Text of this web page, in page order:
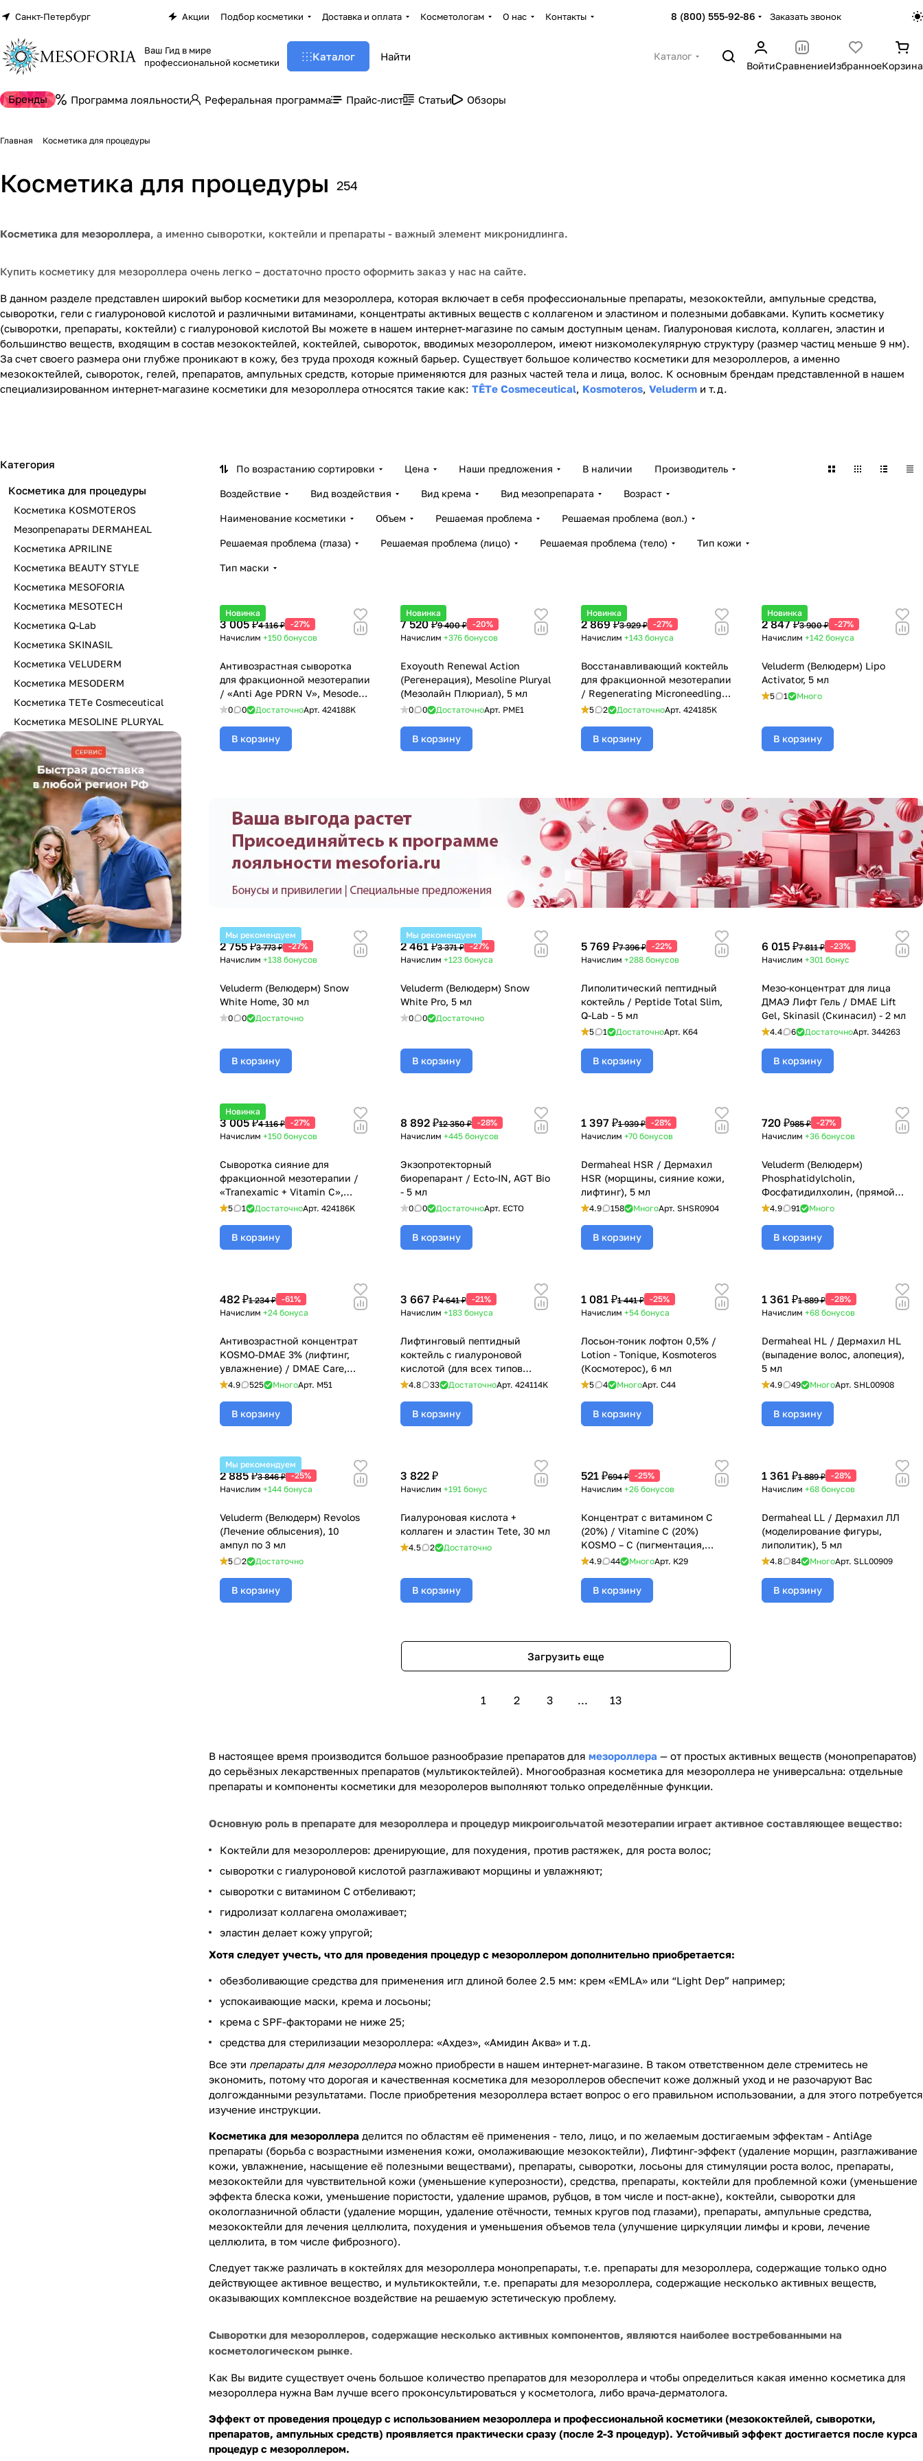
Санкт-Петербург Акции Подбор косметики Доставка и оплата Косметологам О нас Контакты 8 (800) 555-92-86 Заказать звонок
Ваш Гид в мире
профессиональной косметики
Каталог
Каталог
ВойтиСравнениеИзбранноеКорзина
Бренды Программа лояльности Реферальная программа Прайс-лист Статьи Обзоры
Главная Косметика для процедуры
Косметика для процедуры 254
Косметика для мезороллера, а именно сыворотки, коктейли и препараты - важный элемент микронидлинга.
Купить косметику для мезороллера очень легко – достаточно просто оформить заказ у нас на сайте.
В данном разделе представлен широкий выбор косметики для мезороллера, которая включает в себя профессиональные препараты, мезококтейли, ампульные средства,
сыворотки, гели с гиалуроновой кислотой и различными витаминами, концентраты активных веществ с коллагеном и эластином и полезными добавками. Купить косметику
(сыворотки, препараты, коктейли) с гиалуроновой кислотой Вы можете в нашем интернет-магазине по самым доступным ценам. Гиалуроновая кислота, коллаген, эластин и
большинство веществ, входящим в состав мезококтейлей, коктейлей, сывороток, вводимых мезороллером, имеют низкомолекулярную структуру (размер частиц меньше 9 нм).
За счет своего размера они глубже проникают в кожу, без труда проходя кожный барьер. Существует большое количество косметики для мезороллеров, а именно
мезококтейлей, сывороток, гелей, препаратов, ампульных средств, которые применяются для разных частей тела и лица, волос. К основным брендам представленной в нашем
специализированном интернет-магазине косметики для мезороллера относятся такие как: TÊTе Cosmeceutical, Kosmoteros, Veluderm и т.д.
Косметика KOSMOTEROS
47 товаров
Мезопрепараты
DERMAHEAL
10 товаров
Косметика APRILINE
3 товара
Косметика BEAUTY
STYLE
8 товаров
Косметика MESOFORIA
Косметика MESOTECH Косметика Q-Lab Косметика SKINASIL Косметика VELUDERM
Косметика TETе
Cosmeceutical
Косметика MESOLINE
PLURYAL
По возрастанию сортировки Цена Наши предложения В наличии Производитель
Воздействие Вид воздействия Вид крема Вид мезопрепарата Возраст
Наименование косметики Объем Решаемая проблема Решаемая проблема (вол.)
Решаемая проблема (глаза) Решаемая проблема (лицо) Решаемая проблема (тело) Тип кожи
Тип маски
Новинка
3 005 ₽4 116 ₽ -27%
Начислим +150 бонусов
Антивозрастная сыворотка
для фракционной мезотерапии
/ «Anti Age PDRN V», Mesoderm
(Мезодерм), 5 мл х 10 шт
0 0 ДостаточноАрт. 424188K
В корзину
Новинка
7 520 ₽9 400 ₽ -20%
Начислим +376 бонусов
Exoyouth Renewal Action
(Регенерация), Mesoline Pluryal
(Мезолайн Плюриал), 5 мл
0 0 ДостаточноАрт. PME1
В корзину
Новинка
2 869 ₽3 929 ₽ -27%
Начислим +143 бонуса
Восстанавливающий коктейль
для фракционной мезотерапии
/ Regenerating Microneedling
Cocktail «Exosomes»,
10 шт
5 2 ДостаточноАрт. 424185K
В корзину
Новинка
2 847 ₽3 900 ₽ -27%
Начислим +142 бонуса
Veluderm (Велюдерм) Lipo
Activator, 5 мл
5 1 Много
В корзину
Мы рекомендуем
2 755 ₽3 773 ₽ -27%
Начислим +138 бонусов
Veluderm (Велюдерм) Snow
White Home, 30 мл
0 0 Достаточно
В корзину
Мы рекомендуем
2 461 ₽3 371 ₽ -27%
Начислим +123 бонуса
Veluderm (Велюдерм) Snow
White Pro, 5 мл
0 0 Достаточно
В корзину
5 769 ₽7 396 ₽ -22%
Начислим +288 бонусов
Липолитический пептидный
коктейль / Peptide Total Slim,
Q-Lab - 5 мл
5 1 ДостаточноАрт. K64
В корзину
6 015 ₽7 811 ₽ -23%
Начислим +301 бонус
Мезо-концентрат для лица
ДМАЭ Лифт Гель / DMAE Lift
Gel, Skinasil (Скинасил) - 2 мл
4.4 6 ДостаточноАрт. 344263
В корзину
Новинка
3 005 ₽4 116 ₽ -27%
Начислим +150 бонусов
Сыворотка сияние для
фракционной мезотерапии /
«Tranexamic + Vitamin C»,
Mesoderm (Мезодерм), 5 мл х
5 1 ДостаточноАрт. 424186K
В корзину
8 892 ₽12 350 ₽ -28%
Начислим +445 бонусов
Экзопротекторный
биорепарант / Ecto-IN, AGT Bio
- 5 мл
0 0 ДостаточноАрт. ECTO
В корзину
1 397 ₽1 939 ₽ -28%
Начислим +70 бонусов
Dermaheal HSR / Дермахил
HSR (морщины, сияние кожи,
лифтинг), 5 мл
4.9 158 МногоАрт. SHSR0904
В корзину
720 ₽985 ₽ -27%
Начислим +36 бонусов
Veluderm (Велюдерм)
Phosphatidylcholin,
Фосфатидилхолин, (прямой
липолитик, удаление
отложений), 5 мл
4.9 91 Много
В корзину
482 ₽1 234 ₽ -61%
Начислим +24 бонуса
Антивозрастной концентрат
KOSMO-DMAE 3% (лифтинг,
увлажнение) / DMAE Care,
Kosmoteros (Космотерос), 6 мл
4.9 525 МногоАрт. M51
В корзину
3 667 ₽4 641 ₽ -21%
Начислим +183 бонуса
Лифтинговый пептидный
коктейль с гиалуроновой
кислотой (для всех типов
кожи) для дермароллера,
амп*5 мл
4.8 33 ДостаточноАрт. 424114K
В корзину
1 081 ₽1 441 ₽ -25%
Начислим +54 бонуса
Лосьон-тоник лофтон 0,5% /
Lotion - Tonique, Kosmoteros
(Космотерос), 6 мл
5 4 МногоАрт. C44
В корзину
1 361 ₽1 889 ₽ -28%
Начислим +68 бонусов
Dermaheal HL / Дермахил HL
(выпадение волос, алопеция),
5 мл
4.9 49 МногоАрт. SHL00908
В корзину
Мы рекомендуем
2 885 ₽3 846 ₽ -25%
Начислим +144 бонуса
Veluderm (Велюдерм) Revolos
(Лечение облысения), 10
ампул по 3 мл
5 2 Достаточно
В корзину
3 822 ₽
Начислим +191 бонус
Гиалуроновая кислота +
коллаген и эластин Tete, 30 мл
4.5 2 Достаточно
В корзину
521 ₽694 ₽ -25%
Начислим +26 бонусов
Концентрат с витамином С
(20%) / Vitamine C (20%)
KOSMO – C (пигментация,
купероз, лифтинг) для
(Космотерос), 6 мл
4.9 44 МногоАрт. K29
В корзину
1 361 ₽1 889 ₽ -28%
Начислим +68 бонусов
Dermaheal LL / Дермахил ЛЛ
(моделирование фигуры,
липолитик), 5 мл
4.8 84 МногоАрт. SLL00909
В корзину
Загрузить еще
1 2 3 ... 13
В настоящее время производится большое разнообразие препаратов для мезороллера — от простых активных веществ (монопрепаратов)
до серьёзных лекарственных препаратов (мультикоктейлей). Многообразная косметика для мезороллера не универсальна: отдельные
препараты и компоненты косметики для мезоролеров выполняют только определённые функции.
Основную роль в препарате для мезороллера и процедур микроигольчатой мезотерапии играет активное составляющее вещество:
Коктейли для мезороллеров: дренирующие, для похудения, против растяжек, для роста волос;
сыворотки с гиалуроновой кислотой разглаживают морщины и увлажняют;
сыворотки с витамином C отбеливают;
гидролизат коллагена омолаживает;
эластин делает кожу упругой;
Хотя следует учесть, что для проведения процедур с мезороллером дополнительно приобретается:
обезболивающие средства для применения игл длиной более 2.5 мм: крем «EMLA» или “Light Dep” например;
успокаивающие маски, крема и лосьоны;
крема с SPF-факторами не ниже 25;
средства для стерилизации мезороллера: «Ахдез», «Амидин Аква» и т.д.
Все эти препараты для мезороллераможно приобрести в нашем интернет-магазине. В таком ответственном деле стремитесь не
экономить, потому что дорогая и качественная косметика для мезороллеров обеспечит коже должный уход и не разочаруют Вас
долгожданными результатами. После приобретения мезороллера встает вопрос о его правильном использовании, а для этого потребуется
изучение инструкции.
Косметика для мезороллера делится по областям её применения - тело, лицо, и по желаемым достигаемым эффектам - AntiAgе
препараты (борьба с возрастными изменения кожи, омолаживающие мезококтейли), Лифтинг-эффект (удаление морщин, разглаживание
кожи, увлажнение, насыщение её полезными веществами), препараты, сыворотки, лосьоны для стимуляции роста волос, препараты,
мезококтейли для чувствительной кожи (уменьшение куперозности), средства, препараты, коктейли для проблемной кожи (уменьшение
эффекта блеска кожи, уменьшение пористости, удаление шрамов, рубцов, в том числе и пост-акне), коктейли, сыворотки для
окологлазничной области (удаление морщин, удаление отёчности, темных кругов под глазами), препараты, ампульные средства,
мезококтейли для лечения целлюлита, похудения и уменьшения объемов тела (улучшение циркуляции лимфы и крови, лечение
целлюлита, в том числе фиброзного).
Следует также различать в коктейлях для мезороллера монопрепараты, т.е. препараты для мезороллера, содержащие только одно
действующее активное вещество, и мультикоктейли, т.е. препараты для мезороллера, содержащие несколько активных веществ,
оказывающих комплексное воздействие на решаемую эстетическую проблему.
Сыворотки для мезороллеров, содержащие несколько активных компонентов, являются наиболее востребованными на
косметологическом рынке.
Как Вы видите существует очень большое количество препаратов для мезороллера и чтобы определиться какая именно косметика для
мезороллера нужна Вам лучше всего проконсультироваться у косметолога, либо врача-дерматолога.
Эффект от проведения процедур с использованием мезороллера и профессиональной косметики (мезококтейлей, сыворотки,
препаратов, ампульных средств) проявляется практически сразу (после 2-3 процедур). Устойчивый эффект достигается после курса
процедур с мезороллером.
Категория
Косметика для процедуры
Косметика KOSMOTEROS
Мезопрепараты DERMAHEAL
Косметика APRILINE
Косметика BEAUTY STYLE
Косметика MESOFORIA
Косметика MESOTECH
Косметика Q-Lab
Косметика SKINASIL
Косметика VELUDERM
Косметика MESODERM
Косметика TETе Cosmeceutical
Косметика MESOLINE PLURYAL